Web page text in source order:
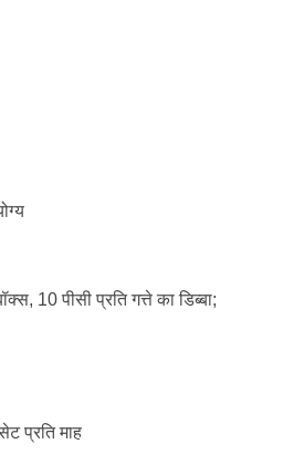
10 पीसी प्रति गत्ते का डिब्बा;
प्रति माह